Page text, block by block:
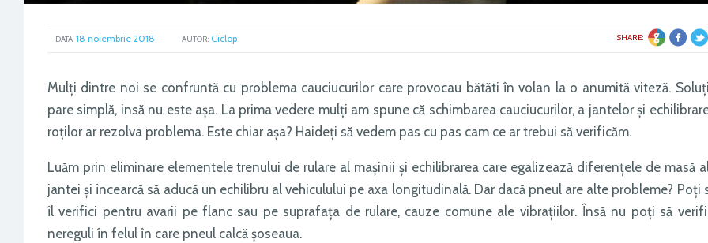
SHARE:
DATA: 18 noiembrie 2018 AUTOR: Ciclop
Mulți dintre noi se confruntă cu problema cauciucurilor care provocau bătăti în volan la o anumită viteză.
pare simplă, insă nu este așa. La prima vedere mulți am spune că schimbarea cauciucurilor, a jantelor și
roților ar rezolva problema. Este chiar așa? Haideți să vedem pas cu pas cam ce ar trebui să verificăm.
Luăm prin eliminare elementele trenului de rulare al mașinii și echilibrarea care egalizează diferențele de masă
jantei și încearcă să aducă un echilibru al vehiculului pe axa longitudinală. Dar dacă pneul are alte probleme? Poți
îl verifici pentru avarii pe flanc sau pe suprafața de rulare, cauze comune ale vibrațiilor. Însă nu poți să
nereguli în felul în care pneul calcă șoseaua.